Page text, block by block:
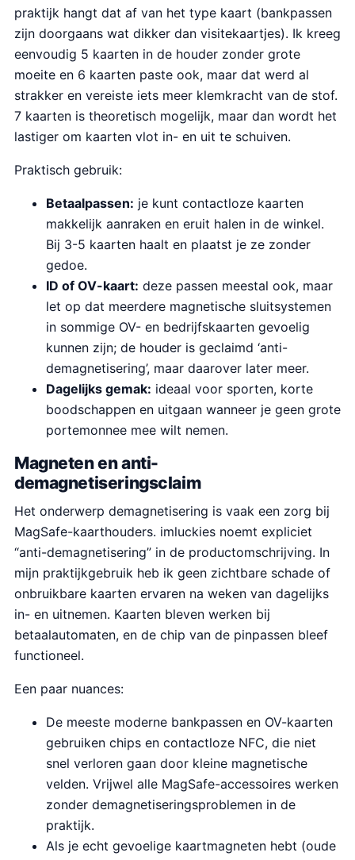
praktijk hangt dat af van het type kaart (bankpassen
zijn doorgaans wat dikker dan visitekaartjes). Ik kreeg
eenvoudig 5 kaarten in de houder zonder grote
moeite en 6 kaarten paste ook, maar dat werd al
strakker en vereiste iets meer klemkracht van de stof.
7 kaarten is theoretisch mogelijk, maar dan wordt het
lastiger om kaarten vlot in- en uit te schuiven.
Praktisch gebruik:
Betaalpassen: je kunt contactloze kaarten
makkelijk aanraken en eruit halen in de winkel.
Bij 3-5 kaarten haalt en plaatst je ze zonder
gedoe.
ID of OV-kaart: deze passen meestal ook, maar
let op dat meerdere magnetische sluitsystemen
in sommige OV- en bedrijfskaarten gevoelig
kunnen zijn; de houder is geclaimd ‘anti-
demagnetisering’, maar daarover later meer.
Dagelijks gemak: ideaal voor sporten, korte
boodschappen en uitgaan wanneer je geen grote
portemonnee mee wilt nemen.
Magneten en anti-
demagnetiseringsclaim
Het onderwerp demagnetisering is vaak een zorg bij
MagSafe-kaarthouders. imluckies noemt expliciet
“anti-demagnetisering” in de productomschrijving. In
mijn praktijkgebruik heb ik geen zichtbare schade of
onbruikbare kaarten ervaren na weken van dagelijks
in- en uitnemen. Kaarten bleven werken bij
betaalautomaten, en de chip van de pinpassen bleef
functioneel.
Een paar nuances:
De meeste moderne bankpassen en OV-kaarten
gebruiken chips en contactloze NFC, die niet
snel verloren gaan door kleine magnetische
velden. Vrijwel alle MagSafe-accessoires werken
zonder demagnetiseringsproblemen in de
praktijk.
Als je echt gevoelige kaartmagneten hebt (oude